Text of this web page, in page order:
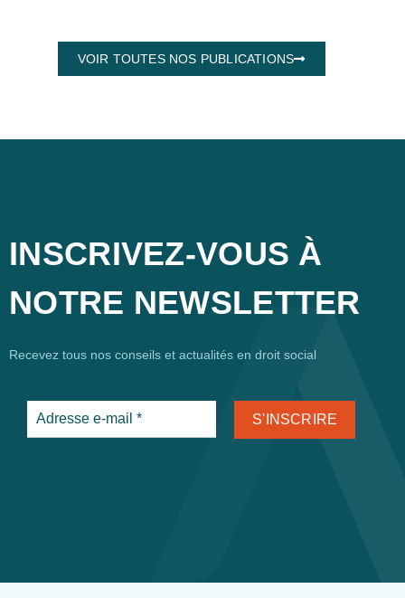
VOIR TOUTES NOS PUBLICATIONS
INSCRIVEZ-VOUS À
NOTRE NEWSLETTER
Recevez tous nos conseils et actualités en droit social